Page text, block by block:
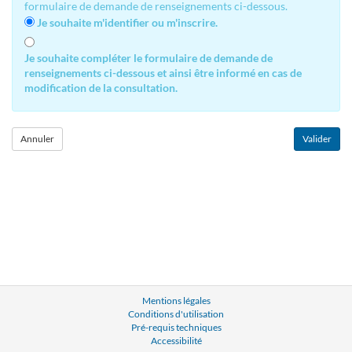
formulaire de demande de renseignements ci-dessous.
Je souhaite m'identifier ou m'inscrire.
Je souhaite compléter le formulaire de demande de
renseignements ci-dessous et ainsi être informé en cas de
modification de la consultation.
Mentions légales
Conditions d'utilisation
Pré-requis techniques
Accessibilité